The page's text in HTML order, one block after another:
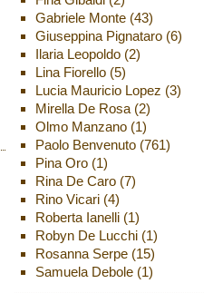
Gabriele Monte(43)
Giuseppina Pignataro(6)
Ilaria Leopoldo(2)
Lina Fiorello(5)
Lucia Mauricio Lopez (3)
Mirella De Rosa(2)
Olmo Manzano(1)
Paolo Benvenuto(761)
Pina Oro(1)
Rina De Caro(7)
Rino Vicari(4)
Roberta Ianelli(1)
Robyn De Lucchi(1)
Rosanna Serpe(15)
Samuela Debole(1)